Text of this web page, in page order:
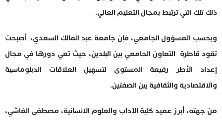
ذلك تلك التي ترتبط بمجال التعليم العالي.
وبحسب المسؤول الجامعي، فإن جامعة عبد المالك السعدي، أصبحت
تقود قاطرة التعاون الجامعي بين البلدين، حيث تعي دورها في مجال
إعداد الأطر رفيعة المستوى لتسهيل العلاقات الدبلوماسية
والاقتصادية والثقافية بين الضفتين.
من جهته، أبرز عميد كلية الآداب والعلوم الانسانية، مصطفى الغاشي،